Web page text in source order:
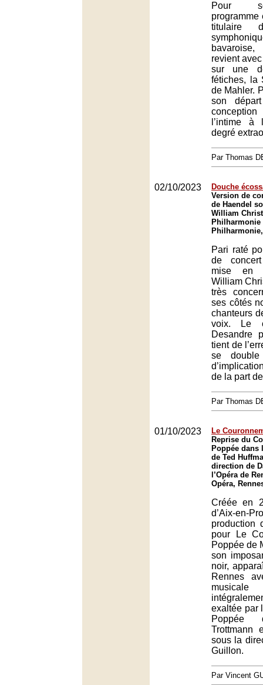
Pour
programme
titulaire
revient
sur une
fétiches, la
de Mahler.
son
l’intime
degré
Par Thomas
02/10/2023
Douche
Version de
de Haendel
William
Philharmonie
Pari raté
de
mise en
William
très
ses côtés
chanteurs
voix. Le
Desandre
tient de
se double
de la part
Par Thomas
01/10/2023
Le
Reprise du
Poppée dans
de Ted
direction de
l’Opéra de
Opéra,
Créée en
d’Aix-
production
pour Le
Poppée de
son
noir,
Rennes
exaltée par
Poppée
Trottmann
sous la
Guillon.
Par Vincent